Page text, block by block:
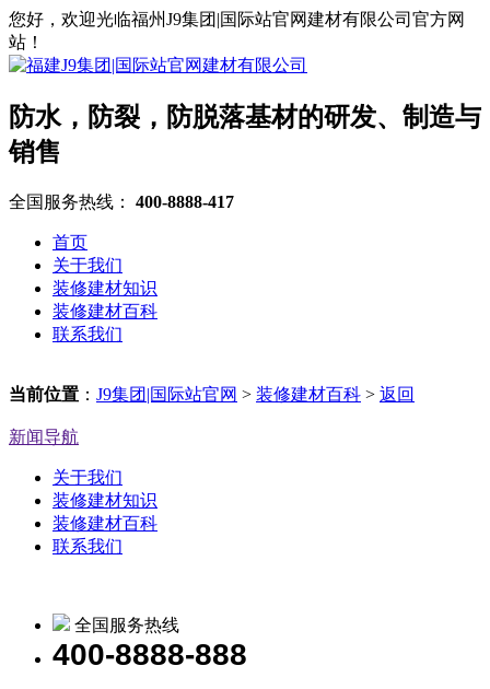
您好，欢迎光临福州J9集团|国际站官网建材有限公司官方网
站！
防水，防裂，防脱落基材的研发、制造与
销售
全国服务热线： 400-8888-417
首页
关于我们
装修建材知识
装修建材百科
联系我们
当前位置 ： J9集团|国际站官网 > 装修建材百科 > 返回
新闻导航
关于我们
装修建材知识
装修建材百科
联系我们
全国服务热线
400-8888-888